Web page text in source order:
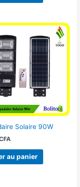
Solaire 90W
au panier